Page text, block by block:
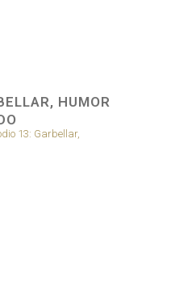
HUMOR
13: Garbellar,